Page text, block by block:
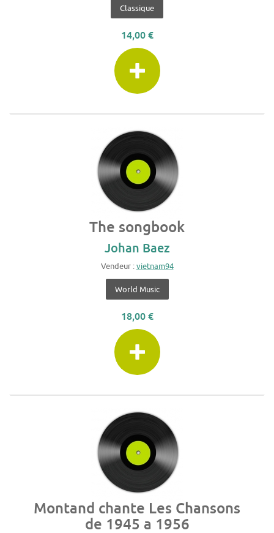
Classique
14,00 €
The songbook
Johan Baez
Vendeur :vietnam94
World Music
18,00 €
Montand chante Les Chansons
de 1945 a 1956